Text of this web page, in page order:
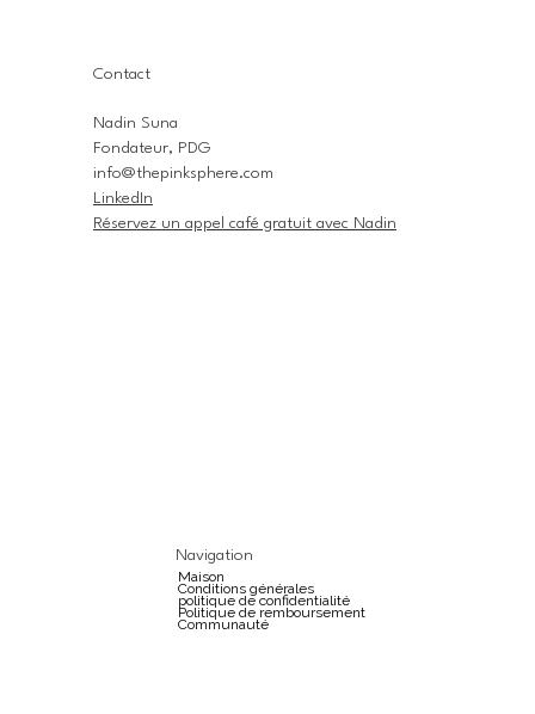
Contact
Nadin Suna
Fondateur, PDG
info@thepinksphere.com
LinkedIn
Réservez un appel café gratuit avec Nadin
Navigation
Maison
Conditions générales
politique de confidentialité
Politique de remboursement
Communauté